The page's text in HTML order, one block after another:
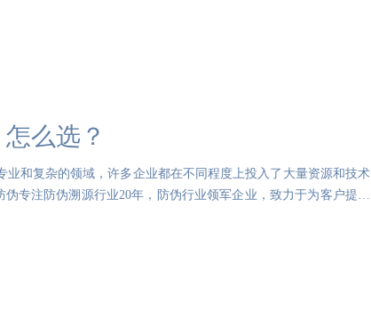
么选？
业和复杂的领域，许多企业都在不同程度上投入了大量资源和技术
专注防伪溯源行业20年，防伪行业领军企业，致力于为客户提供